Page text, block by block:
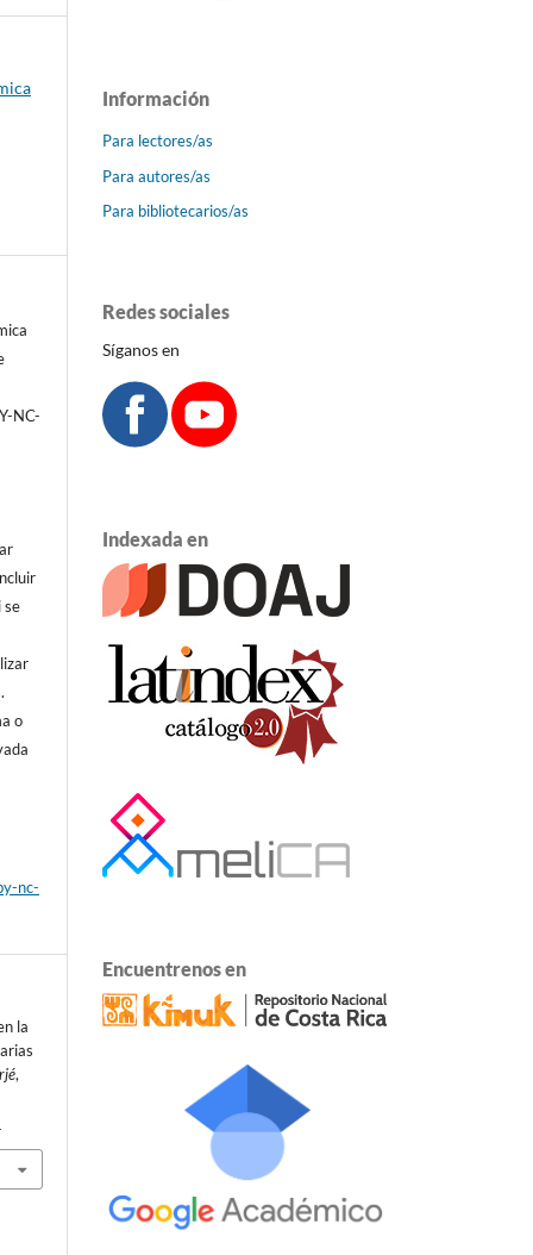
NC-
se
o
nc-
la
,
Información
Para lectores/as
Para autores/as
Para bibliotecarios/as
Redes sociales
Síganos en
Indexada en
Encuentrenos en